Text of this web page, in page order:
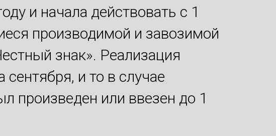
и начала действовать с 1
производимой и завозимой
знак». Реализация
и то в случае
произведен или ввезен до 1